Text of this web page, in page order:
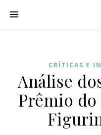
CRÍTICAS E
Análise
Prêmio